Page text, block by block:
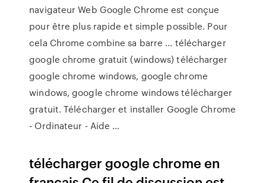
navigateur Web Google Chrome est conçue
pour être plus rapide et simple possible. Pour
cela Chrome combine sa barre ... télécharger
google chrome gratuit (windows) télécharger
google chrome windows, google chrome
windows, google chrome windows télécharger
gratuit. Télécharger et installer Google Chrome
- Ordinateur - Aide ...
télécharger google chrome en